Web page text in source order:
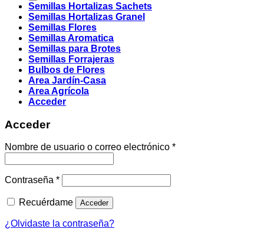
Semillas Hortalizas Sachets
Semillas Hortalizas Granel
Semillas Flores
Semillas Aromatica
Semillas para Brotes
Semillas Forrajeras
Bulbos de Flores
Area Jardín-Casa
Area Agrícola
Acceder
Acceder
Nombre de usuario o correo electrónico *Obligatorio
Contraseña *Obligatorio
Recuérdame Acceder
¿Olvidaste la contraseña?